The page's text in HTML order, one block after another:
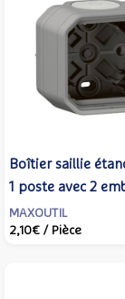
Boîtier saillie
1 poste avec 2
membrane et 1
- LEGRAND -
MAXOUTIL
2,10€ / Pièce